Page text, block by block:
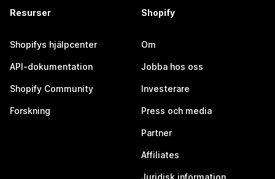
Resurser
Shopifys hjälpcenter
API-dokumentation
Shopify Community
Forskning
Shopify
Om
Jobba hos oss
Investerare
Press och media
Partner
Affiliates